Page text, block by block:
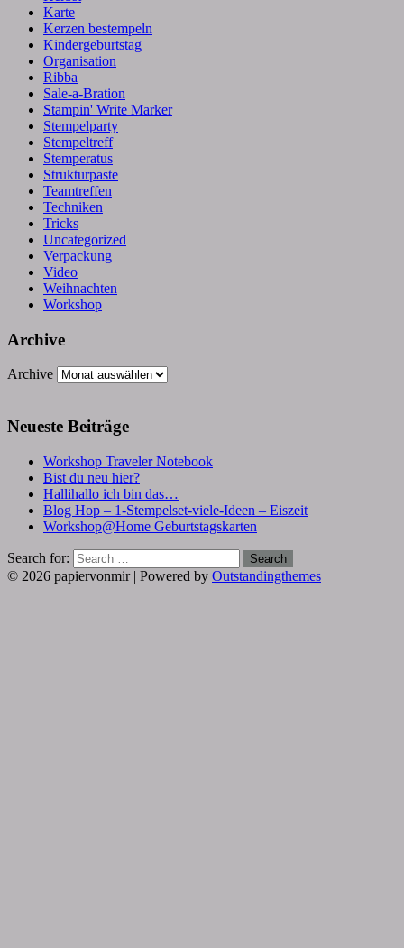
Karte
Kerzen bestempeln
Kindergeburtstag
Organisation
Ribba
Sale-a-Bration
Stampin' Write Marker
Stempelparty
Stempeltreff
Stemperatus
Strukturpaste
Teamtreffen
Techniken
Tricks
Uncategorized
Verpackung
Video
Weihnachten
Workshop
Archive
Archive
Neueste Beiträge
Workshop Traveler Notebook
Bist du neu hier?
Hallihallo ich bin das…
Blog Hop – 1-Stempelset-viele-Ideen – Eiszeit
Workshop@Home Geburtstagskarten
Search for: Search
© 2026 papiervonmir | Powered by Outstandingthemes